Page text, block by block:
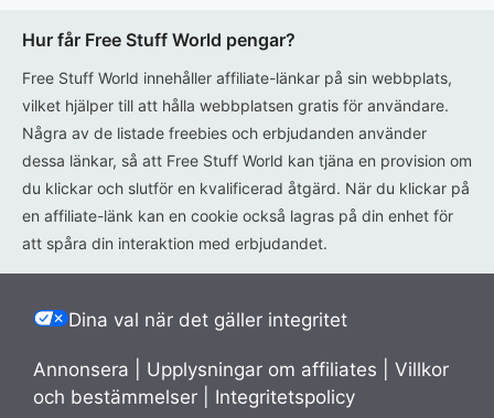
Hur får Free Stuff World pengar?
Free Stuff World innehåller affiliate-länkar på sin webbplats,
vilket hjälper till att hålla webbplatsen gratis för användare.
Några av de listade freebies och erbjudanden använder
dessa länkar, så att Free Stuff World kan tjäna en provision om
du klickar och slutför en kvalificerad åtgärd. När du klickar på
en affiliate-länk kan en cookie också lagras på din enhet för
att spåra din interaktion med erbjudandet.
Dina val när det gäller integritet
Annonsera Upplysningar om affiliates
Villkor
och bestämmelser
Integritetspolicy